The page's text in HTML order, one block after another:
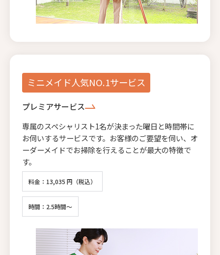
ミニメイド人気NO.1サービス
プレミアサービス
専属のスペシャリスト1名が決まった曜日と時間帯に
お伺いするサービスです。お客様のご要望を伺い、オ
ーダーメイドでお掃除を行えることが最大の特徴で
す。
料金：13,035 円（税込）
時間：2.5時間～